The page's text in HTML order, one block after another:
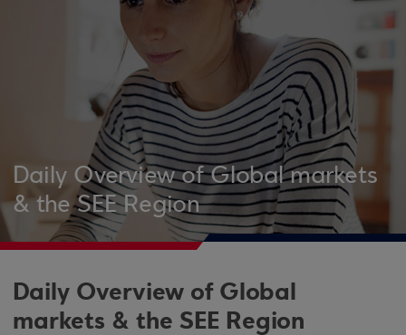
Daily Overview of Global markets
& the SEE Region
Daily Overview of Global
markets & the SEE Region